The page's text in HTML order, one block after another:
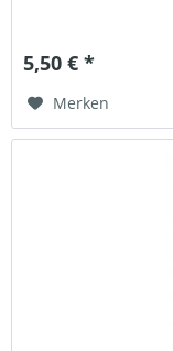
5,50 € *
Merken